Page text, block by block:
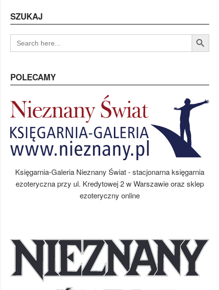
SZUKAJ
SEARCH
FOR:
Search Button
POLECAMY
Księgarnia-Galeria Nieznany Świat - stacjonarna księgarnia
ezoteryczna przy ul. Kredytowej 2 w Warszawie oraz sklep
ezoteryczny online